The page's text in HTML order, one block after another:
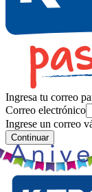
Ingresa tu correo
Correo electrónico
Ingrese un correo
Continuar